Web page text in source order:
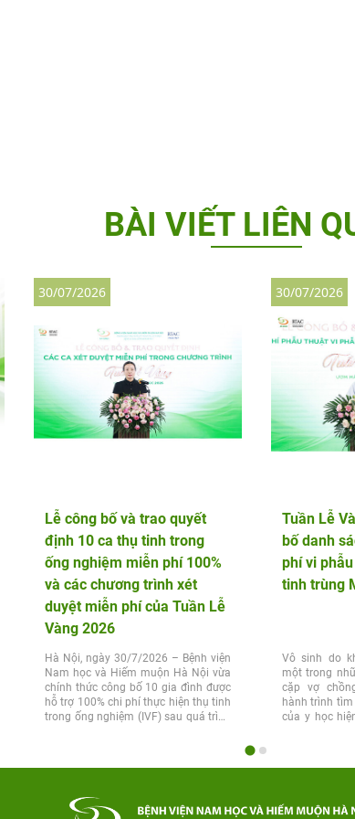
BÀI VIẾT LIÊN
Lễ công bố và trao quyết
định 10 ca thụ tinh trong
ống nghiệm miễn phí 100%
và các chương trình xét
duyệt miễn phí của Tuần Lễ
Vàng 2026
Hà Nội, ngày 30/7/2026 – Bệnh viện
Nam học và Hiếm muộn Hà Nội vừa
chính thức công bố 10 gia đình được
hỗ trợ 100% chi phí thực hiện thụ tinh
trong ống nghiệm (IVF) sau quá trình
30/07/2026
Tuần Lễ
bố danh
phí vi
tinh trùng
Vô sinh do
một trong
cặp vợ
hành trình
của y học
30/07/2026